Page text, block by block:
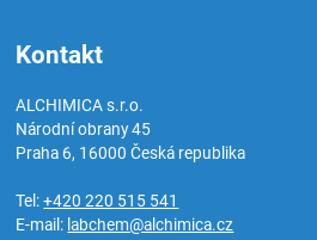
Kontakt
ALCHIMICA s.r.o.
Národní obrany 45
Praha 6, 16000Česká republika
Tel:+420 220 515 541
E-mail: labchem@alchimica.cz